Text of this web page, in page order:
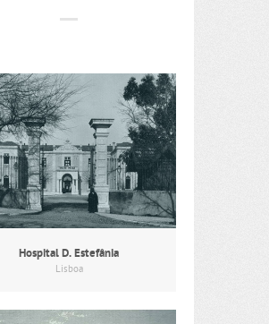
Hospital D. Estefânia
Lisboa